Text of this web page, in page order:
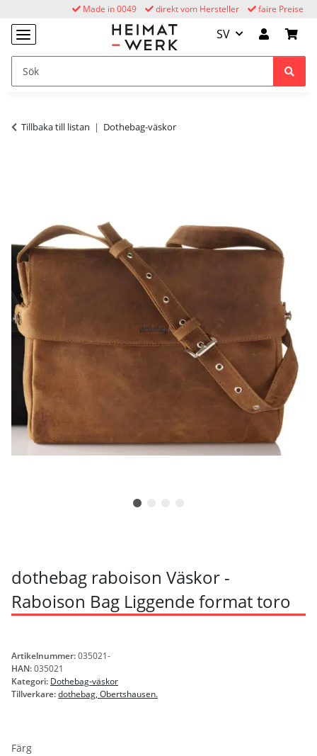
faire Preise
direkt vom Hersteller
Made in 0049
SV
Tillbaka till listan Dothebag-väskor
dothebag raboison Väskor -
Raboison Bag Liggende format toro
Artikelnummer:035021-
HAN:035021
Kategori: Dothebag-väskor
Tillverkare:dothebag, Obertshausen.
Färg